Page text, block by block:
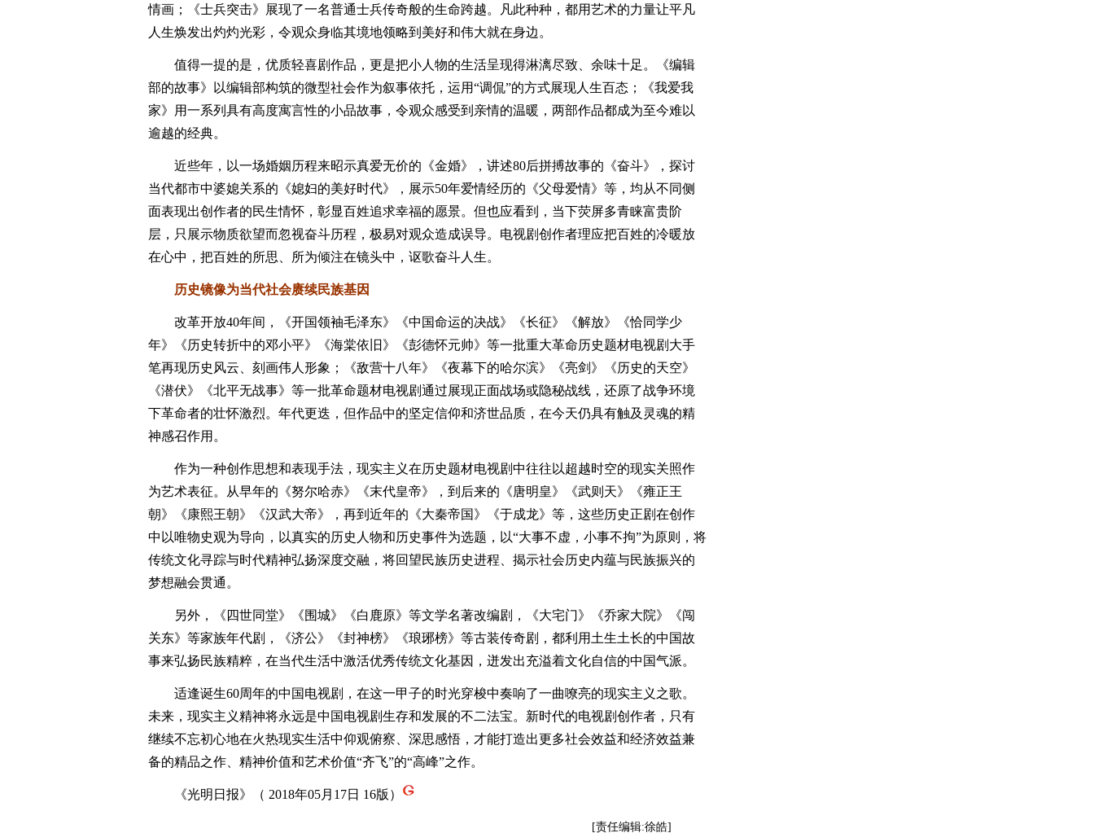
情画；《士兵突击》展现了一名普通士兵传奇般的生命跨越。凡此种种，都用艺术的力量让平凡
人生焕发出灼灼光彩，令观众身临其境地领略到美好和伟大就在身边。
值得一提的是，优质轻喜剧作品，更是把小人物的生活呈现得淋漓尽致、余味十足。《编辑
部的故事》以编辑部构筑的微型社会作为叙事依托，运用“调侃”的方式展现人生百态；《我爱我
家》用一系列具有高度寓言性的小品故事，令观众感受到亲情的温暖，两部作品都成为至今难以
逾越的经典。
近些年，以一场婚姻历程来昭示真爱无价的《金婚》，讲述80后拼搏故事的《奋斗》，探讨
当代都市中婆媳关系的《媳妇的美好时代》，展示50年爱情经历的《父母爱情》等，均从不同侧
面表现出创作者的民生情怀，彰显百姓追求幸福的愿景。但也应看到，当下荧屏多青睐富贵阶
层，只展示物质欲望而忽视奋斗历程，极易对观众造成误导。电视剧创作者理应把百姓的冷暖放
在心中，把百姓的所思、所为倾注在镜头中，讴歌奋斗人生。
历史镜像为当代社会赓续民族基因
改革开放40年间，《开国领袖毛泽东》《中国命运的决战》《长征》《解放》《恰同学少
年》《历史转折中的邓小平》《海棠依旧》《彭德怀元帅》等一批重大革命历史题材电视剧大手
笔再现历史风云、刻画伟人形象；《敌营十八年》《夜幕下的哈尔滨》《亮剑》《历史的天空》
《潜伏》《北平无战事》等一批革命题材电视剧通过展现正面战场或隐秘战线，还原了战争环境
下革命者的壮怀激烈。年代更迭，但作品中的坚定信仰和济世品质，在今天仍具有触及灵魂的精
神感召作用。
作为一种创作思想和表现手法，现实主义在历史题材电视剧中往往以超越时空的现实关照作
为艺术表征。从早年的《努尔哈赤》《末代皇帝》，到后来的《唐明皇》《武则天》《雍正王
朝》《康熙王朝》《汉武大帝》，再到近年的《大秦帝国》《于成龙》等，这些历史正剧在创作
中以唯物史观为导向，以真实的历史人物和历史事件为选题，以“大事不虚，小事不拘”为原则，将
传统文化寻踪与时代精神弘扬深度交融，将回望民族历史进程、揭示社会历史内蕴与民族振兴的
梦想融会贯通。
另外，《四世同堂》《围城》《白鹿原》等文学名著改编剧，《大宅门》《乔家大院》《闯
关东》等家族年代剧，《济公》《封神榜》《琅琊榜》等古装传奇剧，都利用土生土长的中国故
事来弘扬民族精粹，在当代生活中激活优秀传统文化基因，迸发出充溢着文化自信的中国气派。
适逢诞生60周年的中国电视剧，在这一甲子的时光穿梭中奏响了一曲嘹亮的现实主义之歌。
未来，现实主义精神将永远是中国电视剧生存和发展的不二法宝。新时代的电视剧创作者，只有
继续不忘初心地在火热现实生活中仰观俯察、深思感悟，才能打造出更多社会效益和经济效益兼
备的精品之作、精神价值和艺术价值“齐飞”的“高峰”之作。
《光明日报》（ 2018年05月17日 16版）
[责任编辑:徐皓]